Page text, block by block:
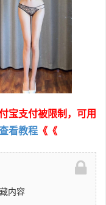
宝支付被限制，可用
看教程 《《
内容